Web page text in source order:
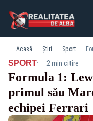
Acasă Știri Sport
SPORT· 2 min citire
Formula 1:
primul său
echipei Ferrari